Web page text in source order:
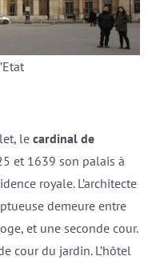
le cardinal de
et 1639 son palais à
royale. L’architecte
demeure entre
et une seconde cour.
cour du jardin. L’hôtel